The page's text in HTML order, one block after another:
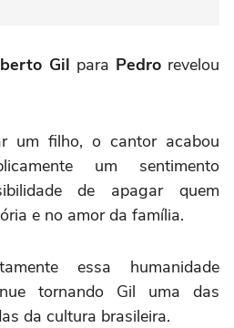
Gil para Pedrorevelou
um filho, o cantor acabou
um sentimento
de apagar quem
e no amor da família.
essa humanidade
tornando Gil uma das
da cultura brasileira.